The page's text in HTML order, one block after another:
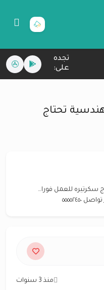
تجده
على:
تحتاج
سكرتيره للعمل فورا…
منذ 3 سنوات